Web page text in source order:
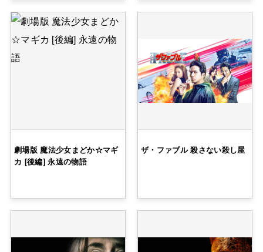
劇場版 魔法少女まどか☆マギ
カ [後編] 永遠の物語
ザ・ファブル 殺さない殺し屋